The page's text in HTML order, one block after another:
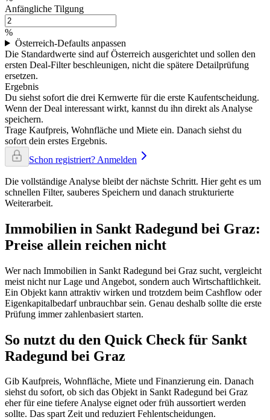
Anfängliche Tilgung
%
Österreich-Defaults anpassen
Die Standardwerte sind auf Österreich ausgerichtet und sollen den
ersten Deal-Filter beschleunigen, nicht die spätere Detailprüfung
ersetzen.
Ergebnis
Du siehst sofort die drei Kernwerte für die erste Kaufentscheidung.
Wenn der Deal interessant wirkt, kannst du ihn direkt als Analyse
speichern.
Trage Kaufpreis, Wohnfläche und Miete ein. Danach siehst du
sofort dein erstes Ergebnis.
Schon registriert? Anmelden
Die vollständige Analyse bleibt der nächste Schritt. Hier geht es um
schnellen Filter, sauberes Speichern und danach strukturierte
Weiterarbeit.
Immobilien in Sankt Radegund bei Graz:
Preise allein reichen nicht
Wer nach Immobilien in Sankt Radegund bei Graz sucht, vergleicht
meist nicht nur Lage und Angebot, sondern auch Wirtschaftlichkeit.
Ein Objekt kann attraktiv wirken und trotzdem beim Cashflow oder
Eigenkapitalbedarf unbrauchbar sein. Genau deshalb sollte die erste
Prüfung immer zahlenbasiert starten.
So nutzt du den Quick Check für Sankt
Radegund bei Graz
Gib Kaufpreis, Wohnfläche, Miete und Finanzierung ein. Danach
siehst du sofort, ob sich das Objekt in Sankt Radegund bei Graz
eher für eine tiefere Analyse eignet oder früh aussortiert werden
sollte. Das spart Zeit und reduziert Fehlentscheidungen.